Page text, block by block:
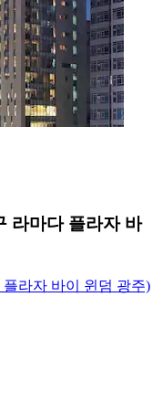
라마다 플라자 바
라자 바이 윈덤 광주)